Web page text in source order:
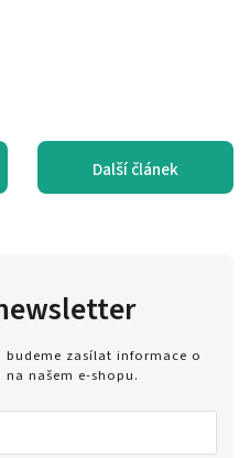
Další článek
zasílat informace o
našem e-shopu.